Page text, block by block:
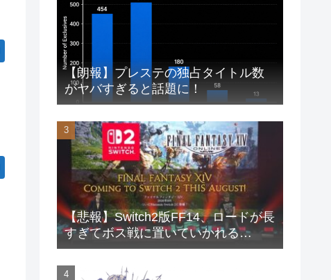
【朗報】プレステの独占タイトル数
がヤバすぎると話題に！
【悲報】Switch2版FF14、ロードが長
すぎてボス戦に置いていかれる…